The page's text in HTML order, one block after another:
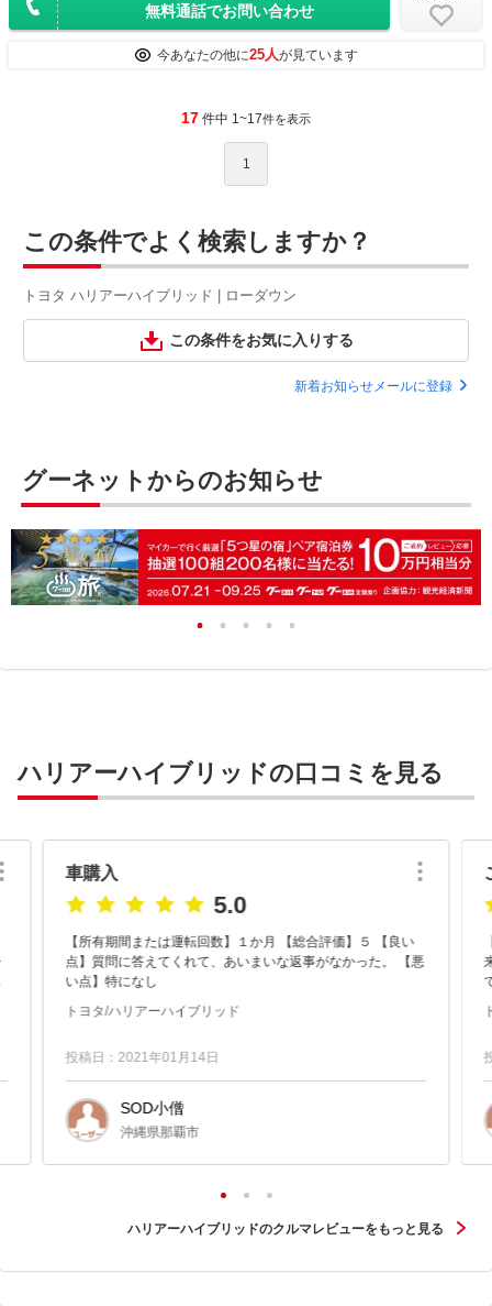
無料通話でお問い合わせ
今あなたの他に25人が見ています
17 件中 1~17件を表示
1
この条件でよく検索しますか？
トヨタ ハリアーハイブリッド | ローダウン
この条件をお気に入りする
新着お知らせメールに登録
グーネットからのお知らせ
ハリアーハイブリッドの口コミを見る
車購入
5.0
【所有期間または運転回数】１か月 【総合評価】５ 【良い
点】質問に答えてくれて、あいまいな返事がなかった。 【悪
い点】特になし
トヨタ/ハリアーハイブリッド
投稿日：2021年01月14日
SOD小僧
沖縄県那覇市
来
ハリアーハイブリッドのクルマレビューをもっと見る